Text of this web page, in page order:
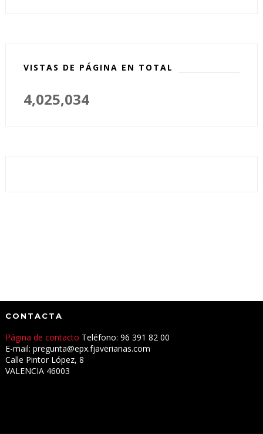
VISTAS DE PÁGINA EN TOTAL
4,025,034
CONTACTA
Página de contacto Teléfono: 96 391 82 00
E-mail: pregunta@epx.fjaverianas.com
Calle Pintor López, 8
VALENCIA 46003